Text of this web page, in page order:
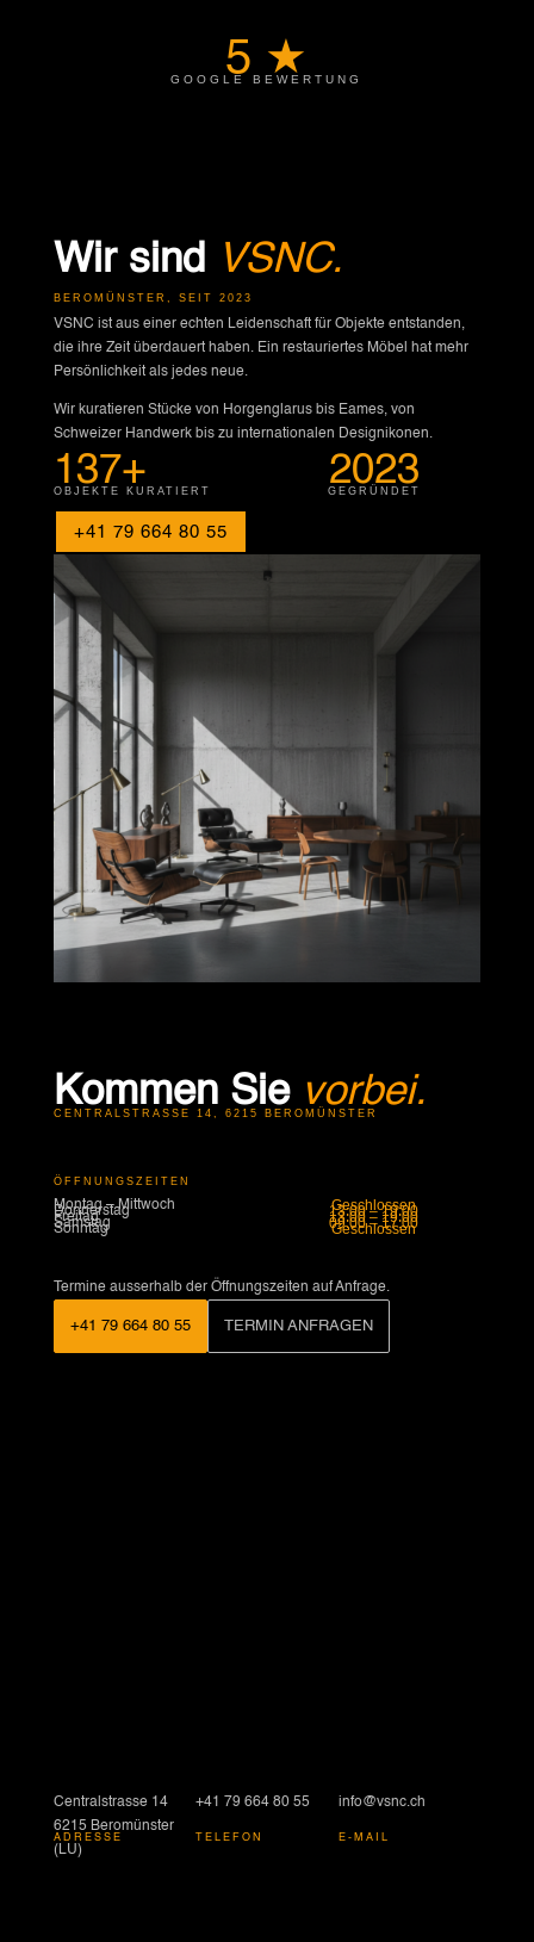
5 ★
GOOGLE BEWERTUNG
BEROMÜNSTER, SEIT 2023
Wir sind VSNC.
VSNC ist aus einer echten Leidenschaft für Objekte entstanden,
die ihre Zeit überdauert haben. Ein restauriertes Möbel hat mehr
Persönlichkeit als jedes neue.
Wir kuratieren Stücke von Horgenglarus bis Eames, von
Schweizer Handwerk bis zu internationalen Designikonen.
137+
OBJEKTE KURATIERT 2023
GEGRÜNDET
+41 79 664 80 55
CENTRALSTRASSE 14, 6215 BEROMÜNSTER
Kommen Sie vorbei.
ÖFFNUNGSZEITEN
Montag – Mittwoch Geschlossen
Donnerstag 13:00 – 19:00
Freitag 13:00 – 19:00
Samstag 09:00 – 17:00
Sonntag Geschlossen
Termine ausserhalb der Öffnungszeiten auf Anfrage.
+41 79 664 80 55 TERMIN ANFRAGEN
ADRESSE TELEFON E-MAIL
Centralstrasse 14
6215 Beromünster
(LU)
+41 79 664 80 55 info@vsnc.ch